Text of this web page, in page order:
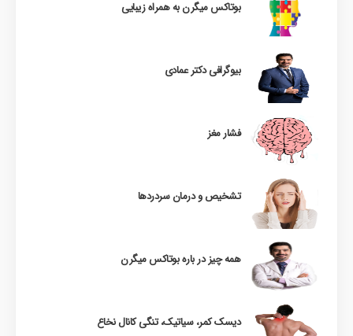
بوتاکس میگرن به همراه زیبایی
بیوگرافی دکتر عمادی
فشار مغز
تشخیص و درمان سردردها
همه چیز در باره بوتاکس میگرن
دیسک کمر، سیاتیک، تنگی کانال نخاع